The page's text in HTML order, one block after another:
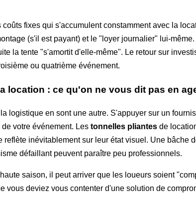
coûts fixes qui s'accumulent constamment avec la
(s'il est payant) et le "loyer journalier" lui-
la tente "s'amortit d'elle-même". Le retour sur
ou quatrième événement.
location : ce qu'on ne vous dit pas en
logistique en sont une autre. S'appuyer sur un
votre événement. Les tonnelles pliantes de
inévitablement sur leur état visuel. Une bâche
défaillant peuvent paraître peu professionnels.
saison, il peut arriver que les loueurs soient
vous deviez vous contenter d'une solution de